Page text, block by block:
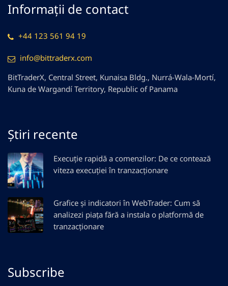
Informații de contact
+44 123 561 94 19
info@bittraderx.com
BitTraderX, Central Street, Kunaisa Bldg., Nurrá-Wala-Mortí,
Kuna de Wargandí Territory, Republic of Panama
Știri recente
Execuție rapidă a comenzilor: De ce contează
viteza execuției în tranzacționare
Grafice și indicatori în WebTrader: Cum să
analizezi piața fără a instala o platformă de
tranzacționare
Subscribe